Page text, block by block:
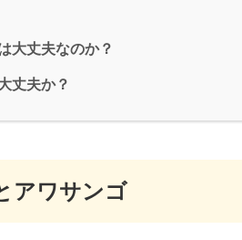
大丈夫なのか？
丈夫か？
アワサンゴ